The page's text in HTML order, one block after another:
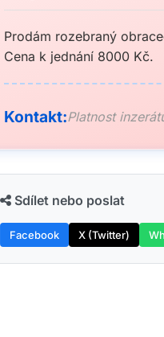
Prodám rozebraný
Cena k jednání 8000 Kč.
Kontakt:Platnost
Sdílet nebo poslat
Facebook X (Twitter)